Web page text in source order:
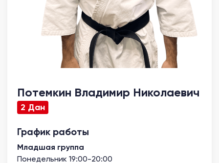
Потемкин Владимир Николаевич
2 Дан
График работы
Младшая группа
Понедельник 19:00-20:00